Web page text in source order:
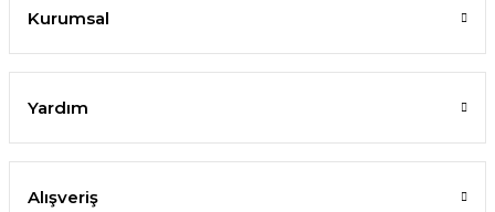
4.650,00 TL
Kurumsal
Yardım
Alışveriş